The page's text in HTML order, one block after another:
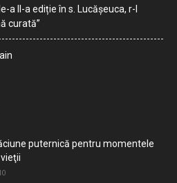
a II-a ediție în s. Lucășeuca, r-l
curată”
puternică pentru momentele